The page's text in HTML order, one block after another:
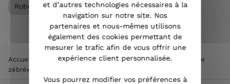
Robe femme Vêtements femme
Accueil Vêtements femme >Robe femme >Robe chemise
zébrée noire et blanche
et d’autres technologies nécessaires à la
navigation sur notre site. Nos
partenaires et nous-mêmes utilisons
également des cookies permettant de
mesurer le trafic afin de vous offrir une
expérience client personnalisée.
Vous pourrez modifier vos préférences à